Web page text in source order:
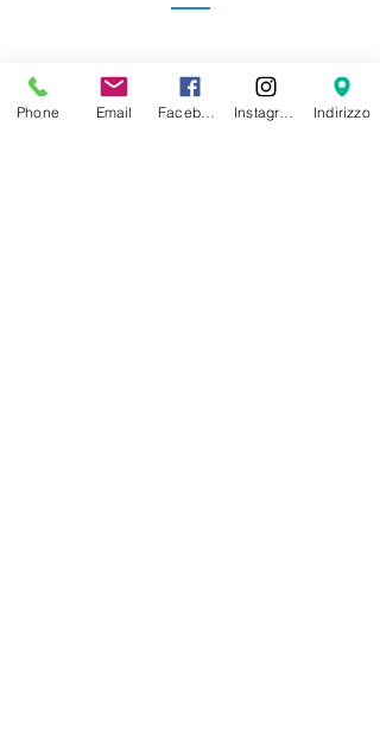
Phone Email Indirizzo